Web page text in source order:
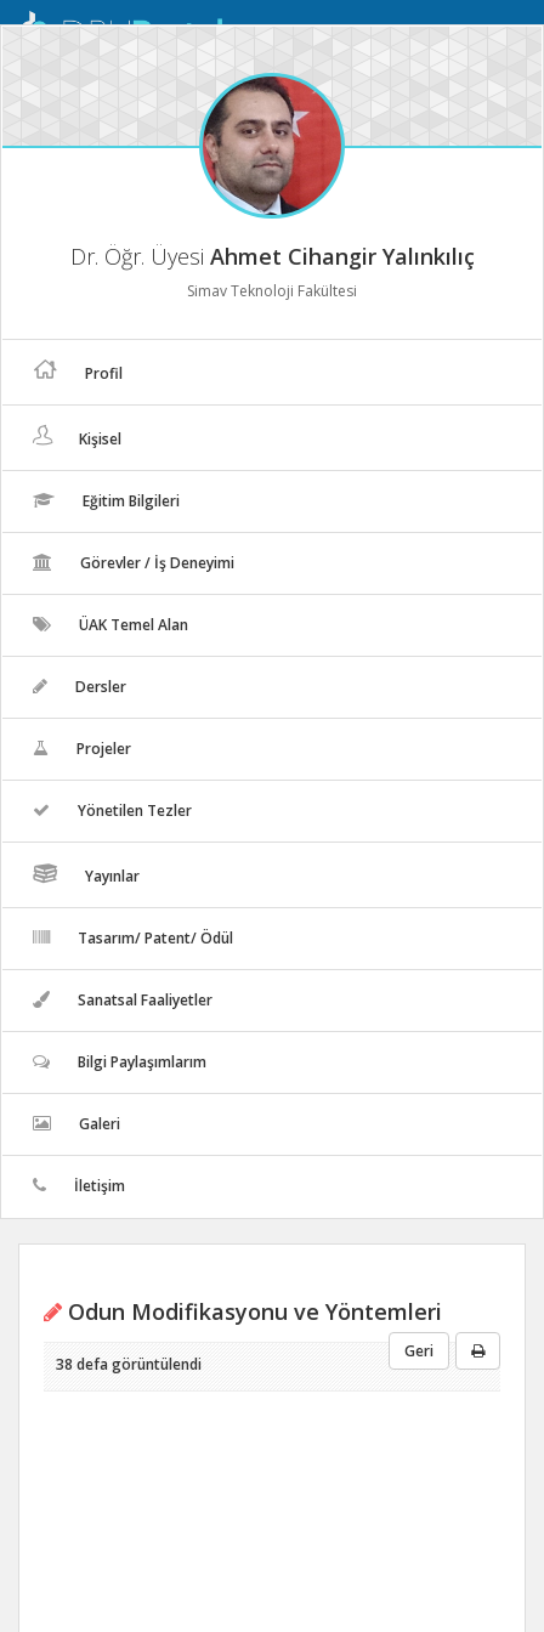
Mobil
Dr. Öğr. Üyesi Ahmet Cihangir Yalınkılıç
Simav Teknoloji Fakültesi
Profil
Kişisel
Eğitim Bilgileri
Görevler / İş Deneyimi
ÜAK Temel Alan
Dersler
Projeler
Yönetilen Tezler
Yayınlar
Tasarım/ Patent/ Ödül
Sanatsal Faaliyetler
Bilgi Paylaşımlarım
Galeri
İletişim
Odun Modifikasyonu ve Yöntemleri
Geri
38 defa görüntülendi